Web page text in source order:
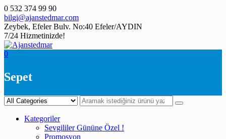
Skip
to
content
0 532 374 99 90
bilgi@ajanstedmar.com
Zeybek, Efeler Bulv. No:40 Efeler/AYDIN
7/24 Hizmetinizde!
0
Sepet
Kategoriler
Sevgililer Gününe Özel !
Promosyon